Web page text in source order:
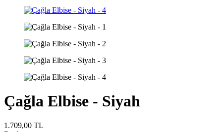
Çağla Elbise - Siyah
1.709,00 TL